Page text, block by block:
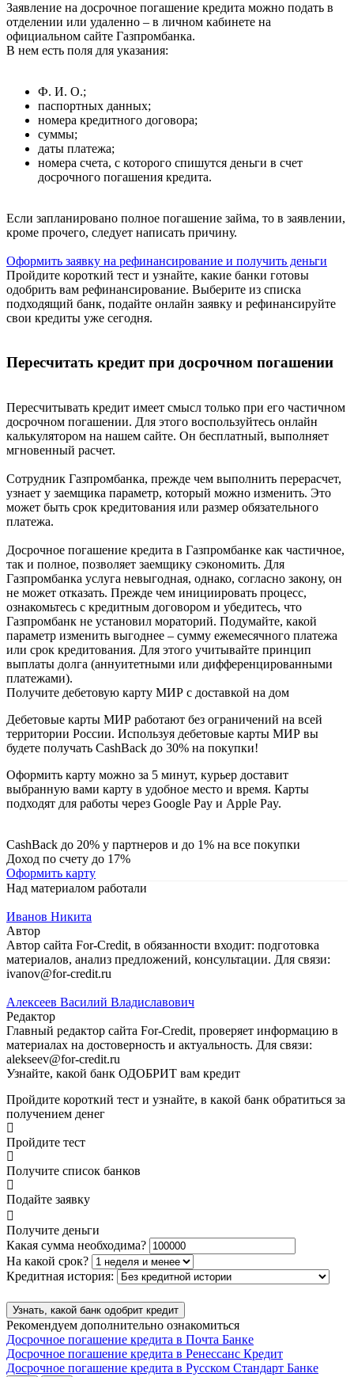
Заявление на досрочное погашение кредита можно подать в
отделении или удаленно – в личном кабинете на
официальном сайте Газпромбанка.
В нем есть поля для указания:
Ф. И. О.;
паспортных данных;
номера кредитного договора;
суммы;
даты платежа;
номера счета, с которого спишутся деньги в счет
досрочного погашения кредита.
Если запланировано полное погашение займа, то в заявлении,
кроме прочего, следует написать причину.
Оформить заявку на рефинансирование и получить деньги
Пройдите короткий тест и узнайте, какие банки готовы
одобрить вам рефинансирование. Выберите из списка
подходящий банк, подайте онлайн заявку и рефинансируйте
свои кредиты уже сегодня.
Пересчитать кредит при досрочном погашении
Пересчитывать кредит имеет смысл только при его частичном
досрочном погашении. Для этого воспользуйтесь онлайн
калькулятором на нашем сайте. Он бесплатный, выполняет
мгновенный расчет.
Сотрудник Газпромбанка, прежде чем выполнить перерасчет,
узнает у заемщика параметр, который можно изменить. Это
может быть срок кредитования или размер обязательного
платежа.
Досрочное погашение кредита в Газпромбанке как частичное,
так и полное, позволяет заемщику сэкономить. Для
Газпромбанка услуга невыгодная, однако, согласно закону, он
не может отказать. Прежде чем инициировать процесс,
ознакомьтесь с кредитным договором и убедитесь, что
Газпромбанк не установил мораторий. Подумайте, какой
параметр изменить выгоднее – сумму ежемесячного платежа
или срок кредитования. Для этого учитывайте принцип
выплаты долга (аннуитетными или дифференцированными
платежами).
Получите дебетовую карту МИР с доставкой на дом
Дебетовые карты МИР работают без ограничений на всей
территории России. Используя дебетовые карты МИР вы
будете получать CashBack до 30% на покупки!
Оформить карту можно за 5 минут, курьер доставит
выбранную вами карту в удобное место и время. Карты
подходят для работы через Google Pay и Apple Pay.
CashBack до 20% у партнеров и до 1% на все покупки
Доход по счету до 17%
Оформить карту
Над материалом работали
Иванов Никита
Автор
Автор сайта For-Credit, в обязанности входит: подготовка
материалов, анализ предложений, консультации. Для связи:
ivanov@for-credit.ru
Алексеев Василий Владиславович
Редактор
Главный редактор сайта For-Credit, проверяет информацию в
материалах на достоверность и актуальность. Для связи:
alekseev@for-credit.ru
Узнайте, какой банк ОДОБРИТ вам кредит
Пройдите короткий тест и узнайте, в какой банк обратиться за
получением денег
Пройдите тест
Получите список банков
Подайте заявку
Получите деньги
Какая сумма необходима?
На какой срок?
Кредитная история:
Узнать, какой банк одобрит кредит
Рекомендуем дополнительно ознакомиться
Досрочное погашение кредита в Почта Банке
Досрочное погашение кредита в Ренессанс Кредит
Досрочное погашение кредита в Русском Стандарт Банке